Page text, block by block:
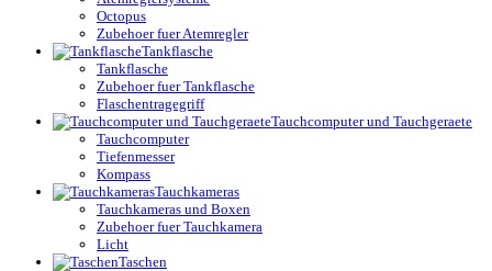
Octopus
Zubehoer fuer Atemregler
Tankflasche
Tankflasche
Zubehoer fuer Tankflasche
Flaschentragegriff
Tauchcomputer und Tauchgeraete
Tauchcomputer
Tiefenmesser
Kompass
Tauchkameras
Tauchkameras und Boxen
Zubehoer fuer Tauchkamera
Licht
Taschen